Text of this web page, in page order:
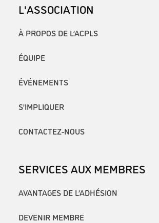
L'ASSOCIATION
À PROPOS DE L’ACPLS
ÉQUIPE
ÉVÉNEMENTS
S’IMPLIQUER
CONTACTEZ-NOUS
SERVICES AUX MEMBRES
AVANTAGES DE L’ADHÉSION
DEVENIR MEMBRE